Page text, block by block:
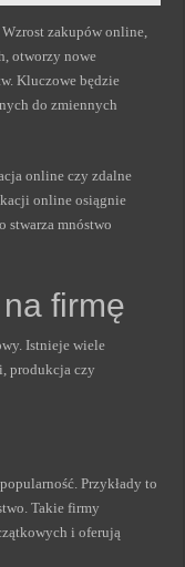
zakupów online,
otworzy nowe
Kluczowe będzie
do zmiennych
online czy zdalne
online osiągnie
stwarza mnóstwo
firmę
Istnieje wiele
produkcja czy
Przykłady to
Takie firmy
i oferują